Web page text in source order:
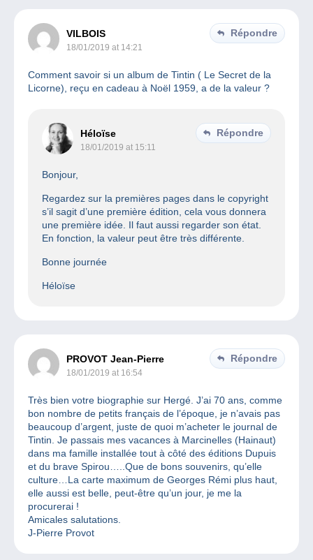
VILBOIS
18/01/2019 at 14:21
Répondre
Comment savoir si un album de Tintin ( Le Secret de la
Licorne), reçu en cadeau à Noël 1959, a de la valeur ?
Héloïse
18/01/2019 at 15:11
Répondre
Bonjour,
Regardez sur la premières pages dans le copyright
s’il sagit d’une première édition, cela vous donnera
une première idée. Il faut aussi regarder son état.
En fonction, la valeur peut être très différente.
Bonne journée
Héloïse
PROVOT Jean-Pierre
18/01/2019 at 16:54
Répondre
Très bien votre biographie sur Hergé. J’ai 70 ans, comme
bon nombre de petits français de l’époque, je n’avais pas
beaucoup d’argent, juste de quoi m’acheter le journal de
Tintin. Je passais mes vacances à Marcinelles (Hainaut)
dans ma famille installée tout à côté des éditions Dupuis
et du brave Spirou…..Que de bons souvenirs, qu’elle
culture…La carte maximum de Georges Rémi plus haut,
elle aussi est belle, peut-être qu’un jour, je me la
procurerai !
Amicales salutations.
J-Pierre Provot